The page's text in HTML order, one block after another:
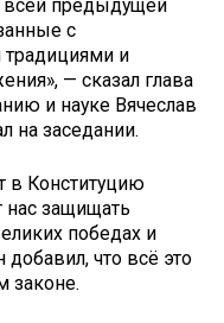
всей предыдущей
с
и
— сказал глава
и науке Вячеслав
на заседании.
в Конституцию
защищать
победах и
добавил, что всё это
законе.